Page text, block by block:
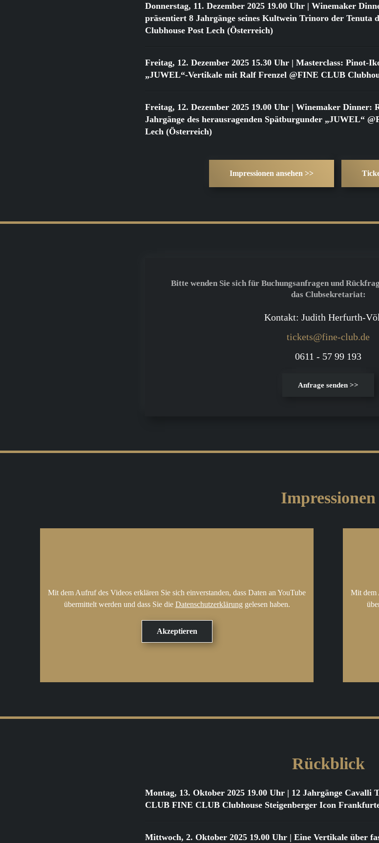
Donnerstag, 11. Dezember 2025 19.00 Uhr | Winemaker
präsentiert 8 Jahrgänge seines Kultwein Trinoro der
Clubhouse Post Lech (Österreich)
Freitag, 12. Dezember 2025 15.30 Uhr | Masterclass: Pinot-
„JUWEL“-Vertikale mit Ralf Frenzel @FINE CLUB
Freitag, 12. Dezember 2025 19.00 Uhr | Winemaker Dinner:
Jahrgänge des herausragenden Spätburgunder „JUWEL“
Lech (Österreich)
Impressionen ansehen >>
Bitte wenden Sie sich für Buchungsanfragen und
das Clubsekretariat:
Kontakt: Judith Herfurth-
tickets@fine-club.de
0611 - 57 99 193
Anfrage senden >>
Impressionen
Mit dem Aufruf des Videos erklären Sie sich einverstanden, dass Daten an YouTube
übermittelt werden und dass Sie die Datenschutzerklärung gelesen haben.
Mit dem
Rückblick
Montag, 13. Oktober 2025 19.00 Uhr | 12 Jahrgänge Cavalli
CLUB FINE CLUB Clubhouse Steigenberger Icon
Mittwoch, 2. Oktober 2025 19.00 Uhr | Eine Vertikale über